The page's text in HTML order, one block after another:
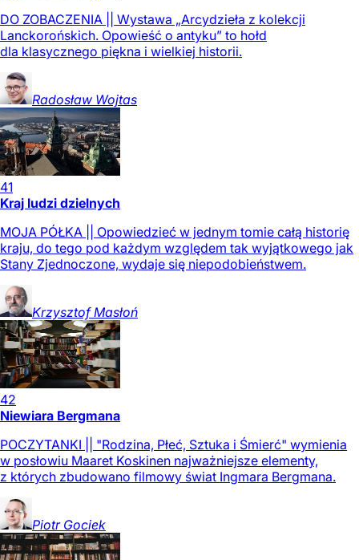
DO ZOBACZENIA || Wystawa „Arcydzieła z kolekcji
Lanckorońskich. Opowieść o antyku” to hołd
dla klasycznego piękna i wielkiej historii.
Radosław Wojtas
41
Kraj ludzi dzielnych
MOJA PÓŁKA || Opowiedzieć w jednym tomie całą historię
kraju, do tego pod każdym względem tak wyjątkowego jak
Stany Zjednoczone, wydaje się niepodobieństwem.
Krzysztof Masłoń
42
Niewiara Bergmana
POCZYTANKI || "Rodzina, Płeć, Sztuka i Śmierć" wymienia
w posłowiu Maaret Koskinen najważniejsze elementy,
z których zbudowano filmowy świat Ingmara Bergmana.
Piotr Gociek